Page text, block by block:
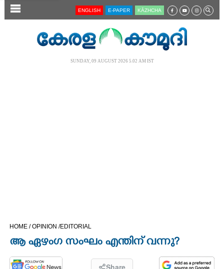
SECTIONS
OPINION
ENGLISH E-PAPER KĀZHCHA
SUNDAY, 09 AUGUST 2026 5.02 AM IST
HOME /OPINION /EDITORIAL
ആ ഏഴംഗ സംഘം എന്തിന് വന്നു?
Share